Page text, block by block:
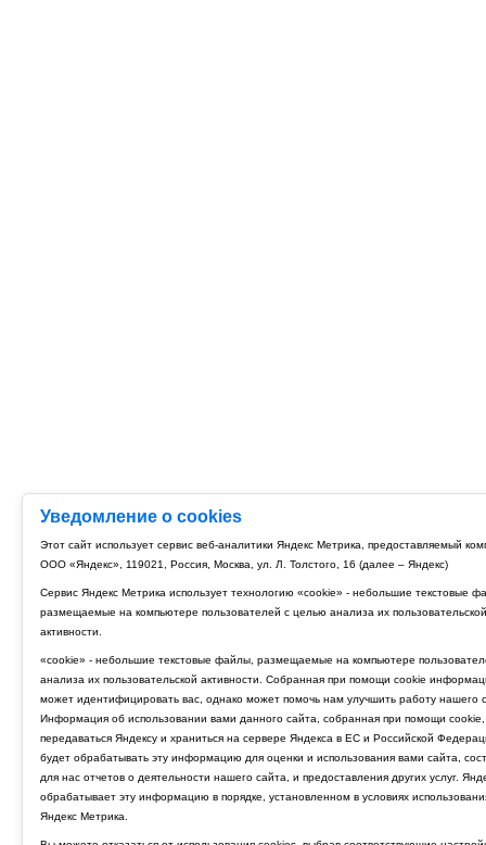
Уведомление о cookies
Этот сайт использует сервис веб-аналитики Яндекс Метрика, предоставляемый
ООО «Яндекс», 119021, Россия, Москва, ул. Л. Толстого, 16 (далее – Яндекс)
Сервис Яндекс Метрика использует технологию «cookie» - небольшие текстовые
размещаемые на компьютере пользователей с целью анализа их пользовательской
активности.
«cookie» - небольшие текстовые файлы, размещаемые на компьютере
анализа их пользовательской активности. Собранная при помощи cookie
может идентифицировать вас, однако может помочь нам улучшить работу нашего
Информация об использовании вами данного сайта, собранная при помощи cookie,
передаваться Яндексу и храниться на сервере Яндекса в ЕС и Российской
будет обрабатывать эту информацию для оценки и использования вами сайта,
для нас отчетов о деятельности нашего сайта, и предоставления других услуг.
обрабатывает эту информацию в порядке, установленном в условиях
Яндекс Метрика.